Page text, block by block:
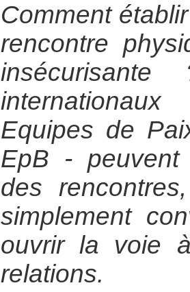
Comment
rencontre
Equipes de
EpB - peuvent
des
simplement
ouvrir la voie
relations.